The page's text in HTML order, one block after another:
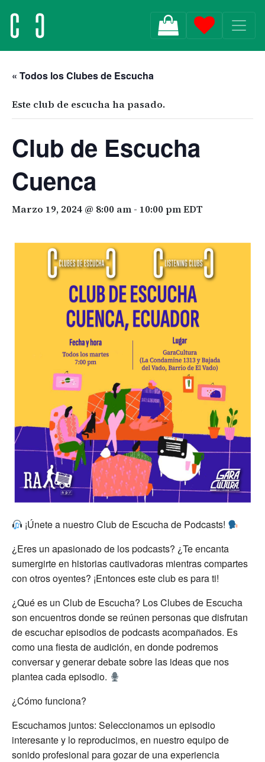
MAIN NAVIGATION
« Todos los Clubes de Escucha
Este club de escucha ha pasado.
Club de Escucha
Cuenca
Marzo 19, 2024 @ 8:00 am - 10:00 pmEDT
¡Únete a nuestro Club de Escucha de Podcasts!
¿Eres un apasionado de los podcasts? ¿Te encanta
sumergirte en historias cautivadoras mientras compartes
con otros oyentes? ¡Entonces este club es para ti!
¿Qué es un Club de Escucha? Los Clubes de Escucha
son encuentros donde se reúnen personas que disfrutan
de escuchar episodios de podcasts acompañados. Es
como una fiesta de audición, en donde podremos
conversar y generar debate sobre las ideas que nos
plantea cada episodio.
¿Cómo funciona?
Escuchamos juntos: Seleccionamos un episodio
interesante y lo reproducimos, en nuestro equipo de
sonido profesional para gozar de una experiencia